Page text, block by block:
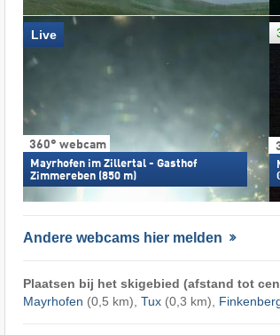
360° webcam
Mayrhofen im Zillertal - Gasthof
Zimmereben (850 m)
Live
Andere webcams hier melden
Plaatsen bij het skigebied (afstand tot
Mayrhofen (0,5 km), Tux(0,3 km),